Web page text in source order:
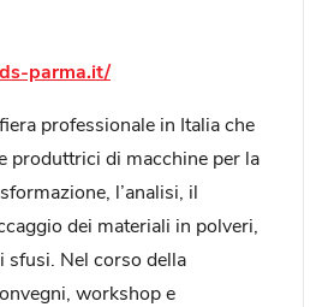
parma.it/
professionale in Italia che
produttrici di macchine per la
l’analisi, il
dei materiali in polveri,
sfusi. Nel corso della
workshop e